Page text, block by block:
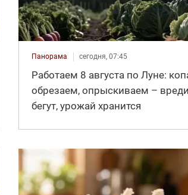
Панорама сегодня, 07:45
Работаем 8 августа по Луне:
обрезаем, опрыскиваем –
бегут, урожай хранится